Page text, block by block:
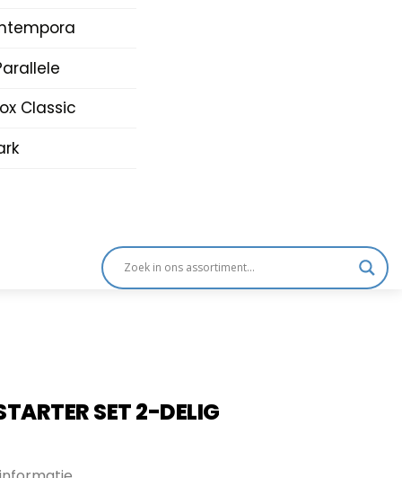
Classic
SET 2-DELIG